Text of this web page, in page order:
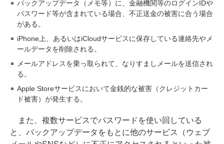
バックアップデータ（メモ等）に、金融機関等のログインIDや
パスワード等が含まれている場合、不正送金の被害に合う場合
がある。
iPhone上、あるいはiCloudサービスに保存している連絡先やメ
ールデータを削除される。
メールアドレスを乗っ取られて、なりすましメールを送信され
る。
Apple Storeサービスにおいて金銭的な被害（クレジットカー
ド被害）が発生する。
また、複数サービスでパスワードを使い回している
と、バックアップデータをもとに他のサービス（ウェブ